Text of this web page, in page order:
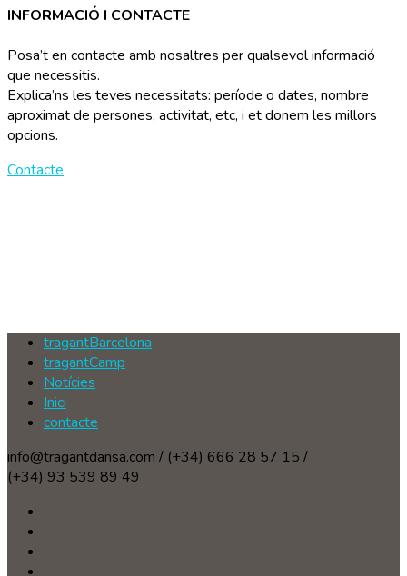
INFORMACIÓ I CONTACTE
Posa’t en contacte amb nosaltres per qualsevol informació
que necessitis.
Explica’ns les teves necessitats: període o dates, nombre
aproximat de persones, activitat, etc, i et donem les millors
opcions.
Contacte
tragantBarcelona
tragantCamp
Notícies
Inici
contacte
info@tragantdansa.com / (+34) 666 28 57 15 /
(+34) 93 539 89 49